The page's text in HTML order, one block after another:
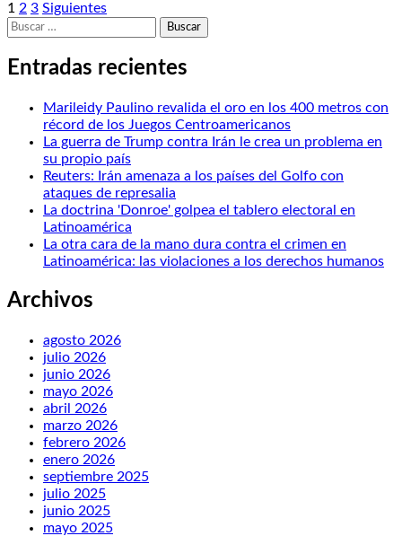
Posts
pagination
1 2 3 Siguientes
Buscar:
Entradas recientes
Marileidy Paulino revalida el oro en los 400 metros con
récord de los Juegos Centroamericanos
La guerra de Trump contra Irán le crea un problema en
su propio país
Reuters: Irán amenaza a los países del Golfo con
ataques de represalia
La doctrina 'Donroe' golpea el tablero electoral en
Latinoamérica
La otra cara de la mano dura contra el crimen en
Latinoamérica: las violaciones a los derechos humanos
Archivos
agosto 2026
julio 2026
junio 2026
mayo 2026
abril 2026
marzo 2026
febrero 2026
enero 2026
septiembre 2025
julio 2025
junio 2025
mayo 2025